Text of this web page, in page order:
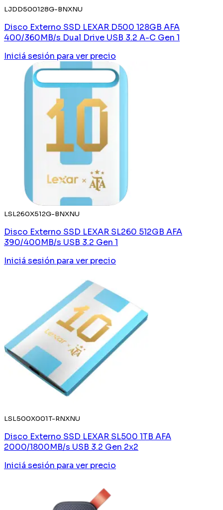
LJDD500128G-BNXNU
Disco Externo SSD LEXAR D500 128GB AFA
400/360MB/s Dual Drive USB 3.2 A-C Gen 1
Iniciá sesión para ver precio
LSL260X512G-BNXNU
Disco Externo SSD LEXAR SL260 512GB AFA
390/400MB/s USB 3.2 Gen 1
Iniciá sesión para ver precio
LSL500X001T-RNXNU
Disco Externo SSD LEXAR SL500 1TB AFA
2000/1800MB/s USB 3.2 Gen 2x2
Iniciá sesión para ver precio